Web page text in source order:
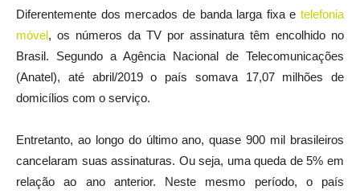
Diferentemente dos mercados de banda larga fixa e telefonia
móvel, os números da TV por assinatura têm encolhido no
Brasil. Segundo a Agência Nacional de Telecomunicações
(Anatel), até abril/2019 o país somava 17,07 milhões de
domicílios com o serviço.
Entretanto, ao longo do último ano, quase 900 mil brasileiros
cancelaram suas assinaturas. Ou seja, uma queda de 5% em
relação ao ano anterior. Neste mesmo período, o país